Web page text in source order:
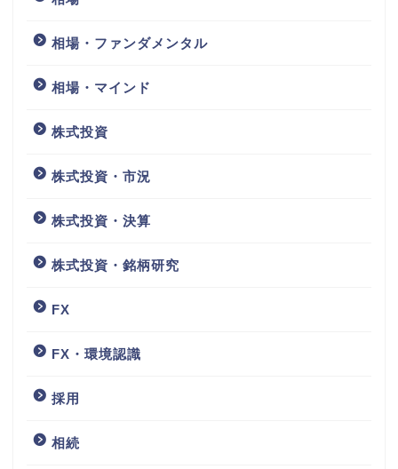
相場・ファンダメンタル
相場・マインド
株式投資
株式投資・市況
株式投資・決算
株式投資・銘柄研究
FX
FX・環境認識
採用
相続